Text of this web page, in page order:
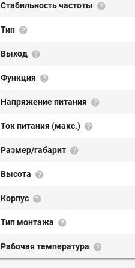
Стабильность частоты
Тип
Выход
Функция
Напряжение питания
Ток питания (макс.)
Размер/габарит
Высота
Корпус
Тип монтажа
Рабочая температура